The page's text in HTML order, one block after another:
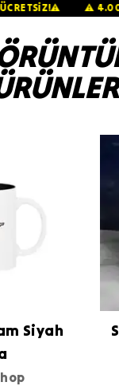
ÜCRETSİZ!⚠️ ⚠️
Siyah